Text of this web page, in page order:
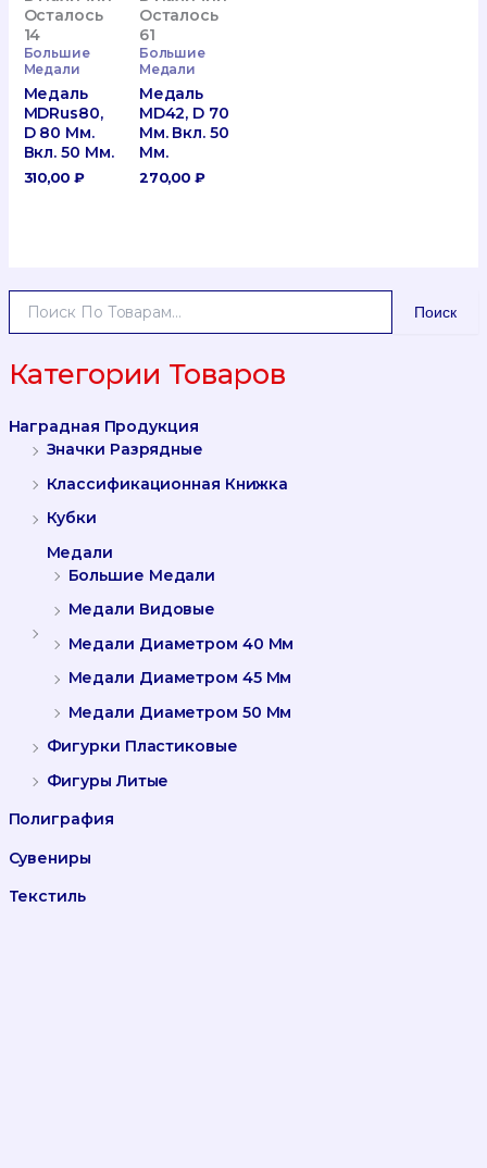
А
Т
:
Поиск
Категории Товаров
Наградная Продукция
Значки Разрядные
Классификационная Книжка
Кубки
Медали
Большие Медали
Медали Видовые
Медали Диаметром 40 Мм
Медали Диаметром 45 Мм
Медали Диаметром 50 Мм
Фигурки Пластиковые
Фигуры Литые
Полиграфия
Сувениры
Текстиль
Осталось
14
Большие
Медали
Медаль
MDRus80,
D 80 Мм.
Вкл. 50 Мм.
310,00 ₽
Осталось
61
Большие
Медали
Медаль
MD42, D 70
Мм. Вкл. 50
Мм.
270,00₽